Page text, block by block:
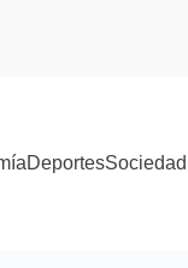
DeportesSociedad